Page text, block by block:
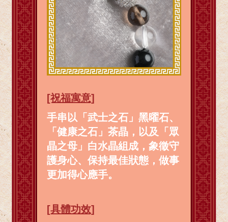
[祝福寓意]
手串以「武士之石」黑曜石、
「健康之石」茶晶，以及「眾
晶之母」白水晶組成，象徵守
護身心、保持最佳狀態，做事
更加得心應手。
[具體功效]